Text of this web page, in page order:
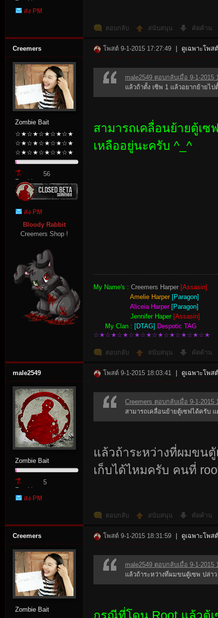
St
es
Zombie
Pointส่ง PM
ตอบกลับ สนับสนุน คัดค้าน
Creemers
Zombie Bait
☆★☆★☆★☆★☆★
☆★☆★☆★☆★☆★
☆★☆★☆★☆★☆★
Zombie
Point
56
ส่ง PM
Bloody Rabbit
Creemers Shop !
โพสต์ 9-1-2015 17:27:49 ดูเฉพาะโพส
male2549 ตอบกลับเมื่อ 9-1-2015
แล้วถ้าตั้ง เซิพ 1 แล้วอยากย้ายไ
สามารถเคลื่อนย้ายตู้เ
เหลืออยู่นะครับ ^_^
My Name's : Creemers Harper [Assasin]
Amelie Harper [Paragon]
Aliceia Harper [Paragon]
Jennifer Haper [Assasin]
My Clan : [DTAG] Despotic TAG
☆★☆★☆★☆★☆★☆★☆★☆★☆★☆★
ตอบกลับ สนับสนุน คัดค้าน
male2549
Zombie Bait
Zombie
Point
5
ส่ง PM
โพสต์ 9-1-2015 18:03:41 ดูเฉพาะโพส
Creemers ตอบกลับเมื่อ 9-1-2015
สามารถเคลื่อนย้ายตู้เซฟได้ครับ
แล้วถ้าระหว่างที่ผมขน
เก็บได้ไหมครับ คนที่
ตอบกลับ สนับสนุน คัดค้าน
Creemers
Zombie Bait
โพสต์ 9-1-2015 18:31:59 ดูเฉพาะโพส
male2549 ตอบกลับเมื่อ 9-1-2015
แล้วถ้าระหว่างที่ผมขนตูัเซพ ปล่า
กรณีที่โดน Root แล้วตู้เ